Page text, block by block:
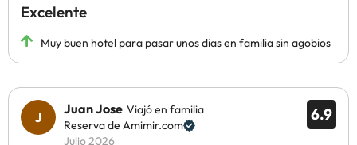
Excelente
Muy buen hotel para pasar unos dias en familia sin agobios
6.9
Juan Jose Viajó en familia
Reserva de Amimir.com
Julio 2026